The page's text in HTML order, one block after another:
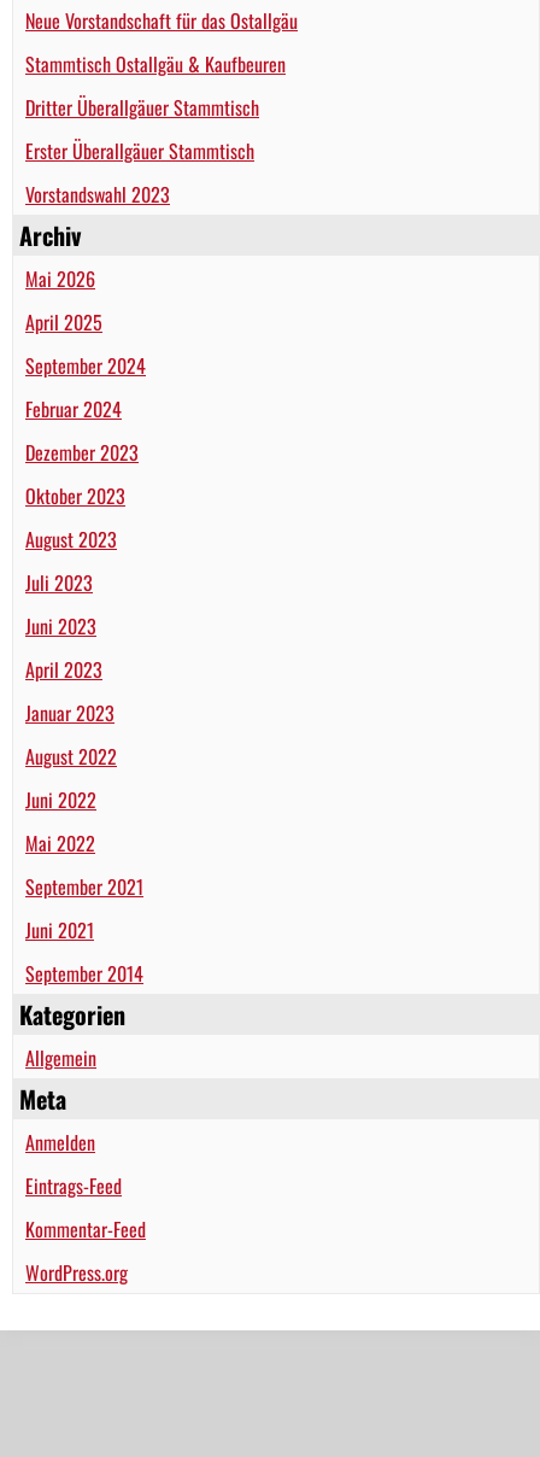
Neue Vorstandschaft für das Ostallgäu
Stammtisch Ostallgäu & Kaufbeuren
Dritter Überallgäuer Stammtisch
Erster Überallgäuer Stammtisch
Vorstandswahl 2023
Archiv
Mai 2026
April 2025
September 2024
Februar 2024
Dezember 2023
Oktober 2023
August 2023
Juli 2023
Juni 2023
April 2023
Januar 2023
August 2022
Juni 2022
Mai 2022
September 2021
Juni 2021
September 2014
Kategorien
Allgemein
Meta
Anmelden
Eintrags-Feed
Kommentar-Feed
WordPress.org